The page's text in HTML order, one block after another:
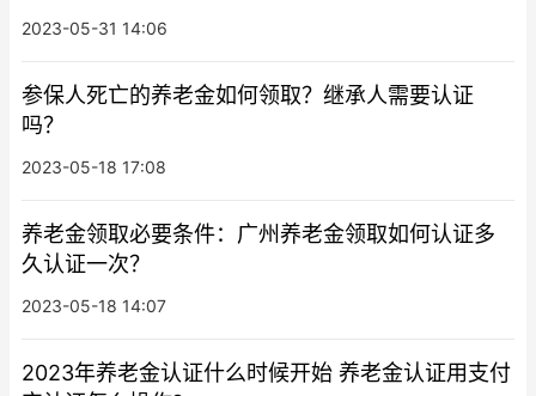
2023-05-31 14:06
参保人死亡的养老金如何领取？继承人需要认证
吗？
2023-05-18 17:08
养老金领取必要条件：广州养老金领取如何认证多
久认证一次？
2023-05-18 14:07
2023年养老金认证什么时候开始 养老金认证用支付